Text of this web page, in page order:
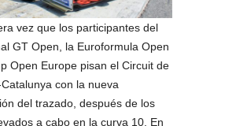
vez que los participantes del
GT Open, la Euroformula Open
Open Europe pisan el Circuit de
con la nueva
del trazado, después de los
a cabo en la curva 10. En